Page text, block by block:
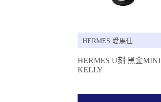
HERMES 愛馬仕
HERMES U刻 黑金MINI
KELLY